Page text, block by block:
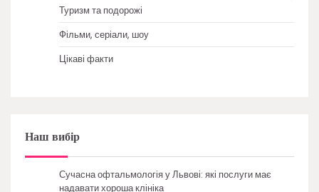
Туризм та подорожі
Фільми, серіали, шоу
Цікаві факти
Наш вибір
Сучасна офтальмологія у Львові: які послуги має
надавати хороша клініка